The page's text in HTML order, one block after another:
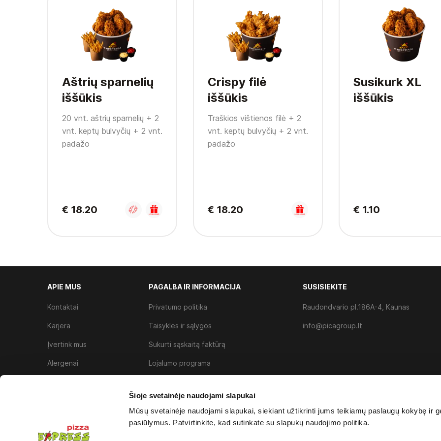
Šioje svetainėje naudojami slapukai
Mūsų svetainėje naudojami slapukai, siekiant užtikrinti jums teikiamų paslaugų kokybę ir
pasiūlymus. Patvirtinkite, kad sutinkate su slapukų naudojimo politika.
Aštrių sparnelių
iššūkis
20 vnt. aštrių sparnelių + 2
vnt. keptų bulvyčių + 2 vnt.
padažo
€ 18.20
Crispy filė
iššūkis
Traškios vištienos filė + 2
vnt. keptų bulvyčių + 2 vnt.
padažo
€ 18.20
Susikurk XL
iššūkis
€ 1.10
APIE MUS
Kontaktai
Karjera
Įvertink mus
Alergenai
PAGALBA IR INFORMACIJA
Privatumo politika
Taisyklės ir sąlygos
Sukurti sąskaitą faktūrą
Lojalumo programa
SUSISIEKITE
Raudondvario pl.186A-4, Kaunas
info@picagroup.lt